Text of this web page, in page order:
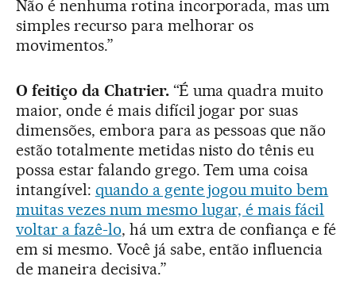
Não é nenhuma rotina incorporada, mas um
simples recurso para melhorar os
movimentos.”
O feitiço da Chatrier. “É uma quadra muito
maior, onde é mais difícil jogar por suas
dimensões, embora para as pessoas que não
estão totalmente metidas nisto do tênis eu
possa estar falando grego. Tem uma coisa
intangível: quando a gente jogou muito bem
muitas vezes num mesmo lugar, é mais fácil
voltar a fazê-lo, há um extra de confiança e fé
em si mesmo. Você já sabe, então influencia
de maneira decisiva.”